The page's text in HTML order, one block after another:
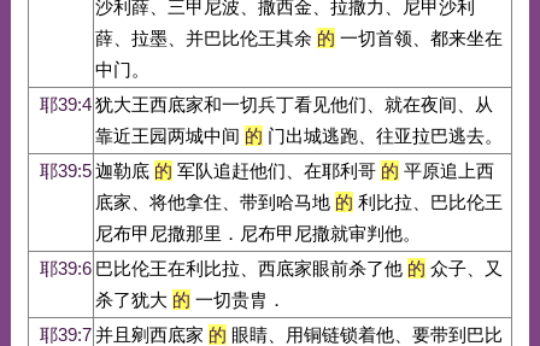
沙利薛、三甲尼波、撒西金、拉撒力、尼甲沙利
薛、拉墨、并巴比伦王其余 的 一切首领、都来坐在
中门。
耶39:4犹大王西底家和一切兵丁看见他们、就在夜间、从
靠近王园两城中间 的 门出城逃跑、往亚拉巴逃去。
耶39:5迦勒底 的 军队追赶他们、在耶利哥 的 平原追上西
底家、将他拿住、带到哈马地 的 利比拉、巴比伦王
尼布甲尼撒那里．尼布甲尼撒就审判他。
耶39:6 巴比伦王在利比拉、西底家眼前杀了他 的 众子、又
杀了犹大 的 一切贵胄．
耶39:7并且剜西底家 的 眼睛、用铜链锁着他、要带到巴比